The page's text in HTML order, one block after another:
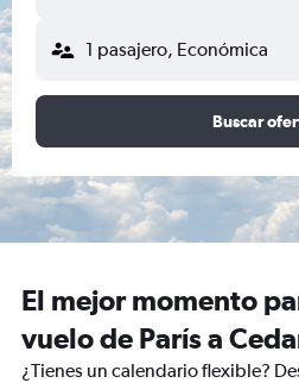
1 pasajero, Económica
Buscar
El mejor momento
vuelo de París a
¿Tienes un calendario flexible?